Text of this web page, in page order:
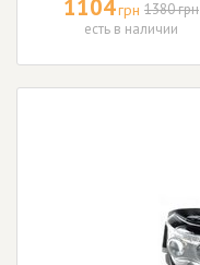
1104грн 1380 грн
есть в наличии